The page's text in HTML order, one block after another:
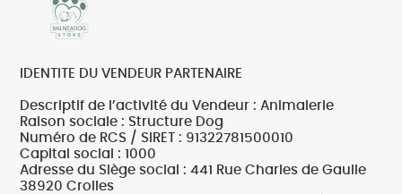
IDENTITE DU VENDEUR PARTENAIRE
Descriptif de l’activité du Vendeur : Animalerie
Raison sociale : Structure Dog
Numéro de RCS / SIRET : 91322781500010
Capital social : 1000
Adresse du Siège social : 441 Rue Charles de Gaulle
38920 Crolles